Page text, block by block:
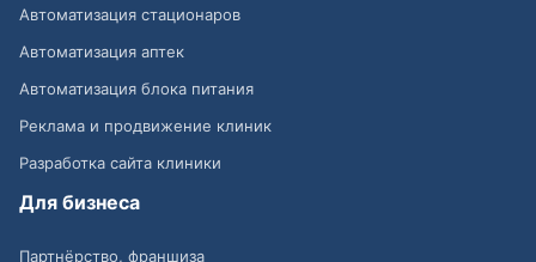
Автоматизация стационаров
Автоматизация аптек
Автоматизация блока питания
Реклама и продвижение клиник
Разработка сайта клиники
Для бизнеса
Партнёрство, франшиза